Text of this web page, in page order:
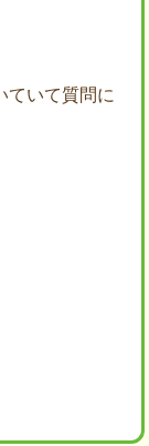
ていて質問に